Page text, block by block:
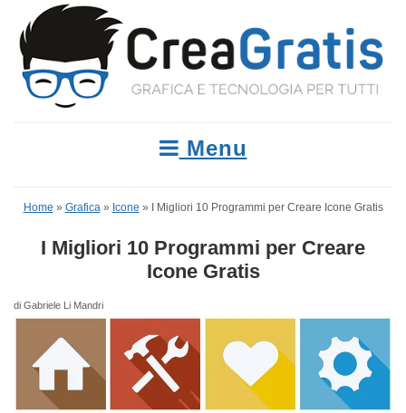
Menu
Home » Grafica» Icone » I Migliori 10 Programmi per Creare Icone Gratis
I Migliori 10 Programmi per Creare
Icone Gratis
di Gabriele Li Mandri